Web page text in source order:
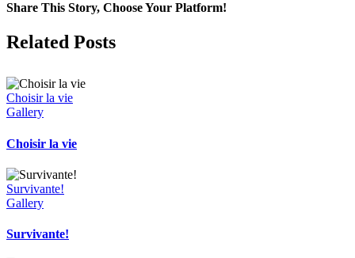
Share This Story, Choose Your Platform!
Facebook
X
Related Posts
Choisir la vie
Gallery
Choisir la vie
Survivante!
Gallery
Survivante!